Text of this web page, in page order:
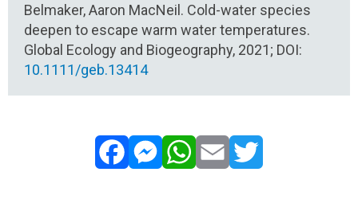
Belmaker, Aaron MacNeil. Cold-water species
deepen to escape warm water temperatures.
Global Ecology and Biogeography, 2021; DOI:
10.1111/geb.13414